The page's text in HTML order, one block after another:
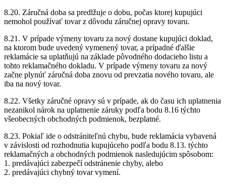
8.20. Záručná doba sa predlžuje o dobu, počas ktorej kupujúci
nemohol používať tovar z dôvodu záručnej opravy tovaru.
8.21. V prípade výmeny tovaru za nový dostane kupujúci doklad,
na ktorom bude uvedený vymenený tovar, a prípadné ďalšie
reklamácie sa uplatňujú na základe pôvodného dodacieho listu a
tohto reklamačného dokladu. V prípade výmeny tovaru za nový
začne plynúť záručná doba znovu od prevzatia nového tovaru, ale
iba na nový tovar.
8.22. Všetky záručné opravy sú v prípade, ak do času ich uplatnenia
nezanikol nárok na uplatnenie záruky podľa bodu 8.16 týchto
všeobecných obchodných podmienok, bezplatné.
8.23. Pokiaľ ide o odstrániteľnú chybu, bude reklamácia vybavená
v závislosti od rozhodnutia kupujúceho podľa bodu 8.13. týchto
reklamačných a obchodných podmienok nasledujúcim spôsobom:
1. predávajúci zabezpečí odstránenie chyby, alebo
2. predávajúci chybný tovar vymení.